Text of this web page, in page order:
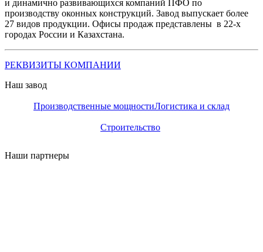
и динамично развивающихся компаний ПФО по
производству оконных конструкций. Завод выпускает более
27 видов продукции. Офисы продаж представлены в 22-х
городах России и Казахстана.
РЕКВИЗИТЫ КОМПАНИИ
Наш завод
Производственные мощностиЛогистика и склад
Строительство
Наши партнеры